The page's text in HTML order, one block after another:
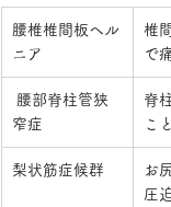
腰椎椎間板ヘル
ニア
椎
で
腰部脊柱管狭
窄症
脊
こ
梨状筋症候群
お
圧